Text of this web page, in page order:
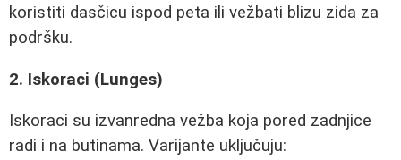
koristiti dasčicu ispod peta ili vežbati blizu zida za
podršku.
2. Iskoraci (Lunges)
Iskoraci su izvanredna vežba koja pored zadnjice
radi i na butinama. Varijante uključuju: